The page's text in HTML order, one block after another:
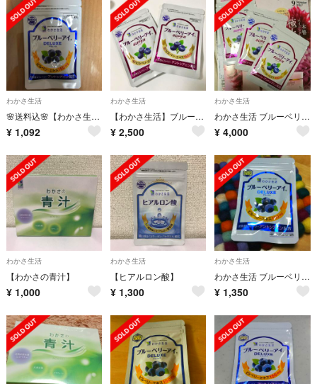
わかさ生活
🌸送料込🌸【わかさ生活】ブルーベリーアイ🍇✨
¥ 1,092
わかさ生活
【わかさ生活】ブルーベリーアイ SUPER
¥ 2,500
わかさ生活
わかさ生活 ブルーベリーアイ 3袋セット 新品
¥ 4,000
わかさ生活
【わかさの青汁】
¥ 1,000
わかさ生活
【ヒアルロン酸】
¥ 1,300
わかさ生活
わかさ生活 ブルーベリーアイ デラックス
¥ 1,350